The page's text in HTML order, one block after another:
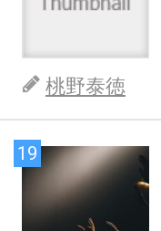
桃野泰徳
19